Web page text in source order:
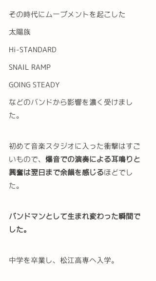
その時代にムーブメントを起こした
太陽族
Hi-STANDARD
SNAIL RAMP
GOING STEADY
などのバンドから影響を濃く受けまし
た。
初めて音楽スタジオに入った衝撃はすご
いもので、 爆音での演奏による耳鳴りと
興奮は翌日まで余韻を感じるほどでし
た。
バンドマンとして生まれ変わった瞬間で
した。
中学を卒業し、松江高専へ入学。